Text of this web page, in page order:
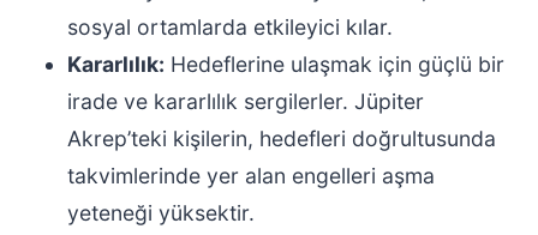
sosyal ortamlarda etkileyici kılar.
Kararlılık: Hedeflerine ulaşmak için güçlü bir
irade ve kararlılık sergilerler. Jüpiter
Akrep’teki kişilerin, hedefleri doğrultusunda
takvimlerinde yer alan engelleri aşma
yeteneği yüksektir.